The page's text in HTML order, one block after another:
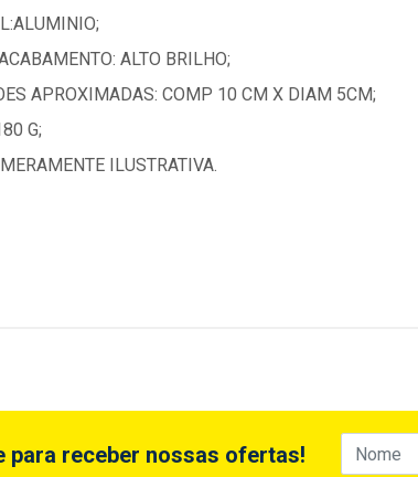
ALTO BRILHO;
APROXIMADAS: COMP 10 CM X DIAM 5CM;
G;
ILUSTRATIVA.
para receber nossas ofertas!